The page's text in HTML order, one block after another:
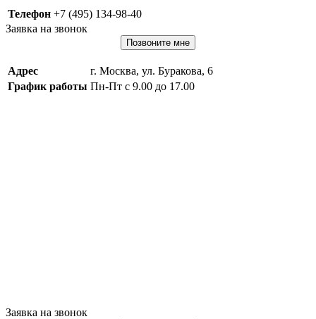
Телефон +7 (495) 134-98-40
Заявка на звонок
Позвоните мне
Адрес
г. Москва, ул. Буракова, 6
График работы Пн-Пт с 9.00 до 17.00
Заявка на звонок